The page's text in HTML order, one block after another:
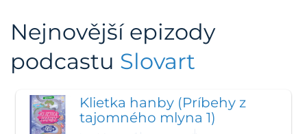
Nejnovější epizody
podcastu Slovart
Klietka hanby (Príbehy z
tajomného mlyna 1)